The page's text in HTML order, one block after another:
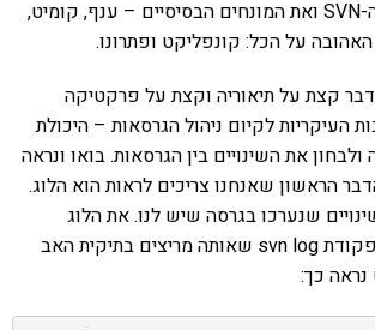
לתפעל את מערכת ה-SVN ואת המונחים הבסיסיים – ענף, קומיט,
האהובה על הכל: קונפליקט ופתרונו.
קצת על תיאוריה וקצת על פרקטיקה
העיקריות לקיום ניהול הגרסאות – היכולת
את השינויים בין הגרסאות. בואו ונראה
הראשון שאנחנו צריכים לראות הוא הלוג.
שנערכו בגרסה שיש לנו. את הלוג
מוציאים באמצעות פקודת svn log שאותה מריצים בתיקית האב
כך: